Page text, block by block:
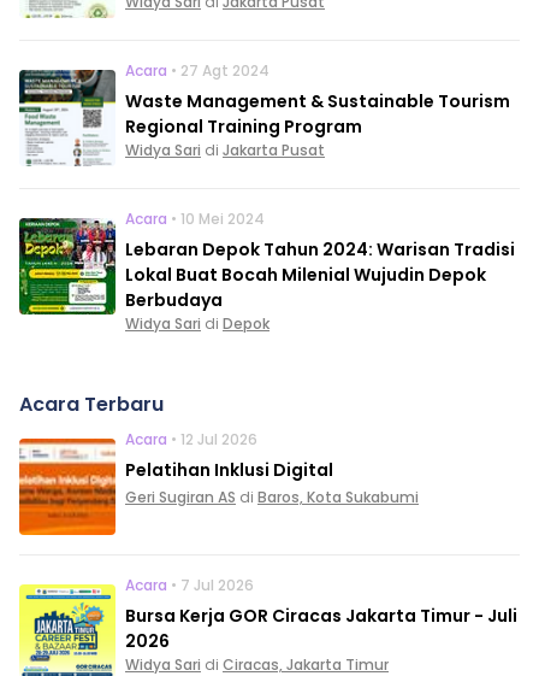
Acara • 27 Agt 2024
Waste Management & Sustainable Tourism
Regional Training Program
Widya Sari di Jakarta Pusat
Acara • 10 Mei 2024
Lebaran Depok Tahun 2024: Warisan Tradisi
Lokal Buat Bocah Milenial Wujudin Depok
Berbudaya
Widya Sari di Depok
Acara Terbaru
Acara • 12 Jul 2026
Pelatihan Inklusi Digital
Geri Sugiran AS di Baros, Kota Sukabumi
Acara • 7 Jul 2026
Bursa Kerja GOR Ciracas Jakarta Timur - Juli
2026
Widya Sari di Ciracas, Jakarta Timur